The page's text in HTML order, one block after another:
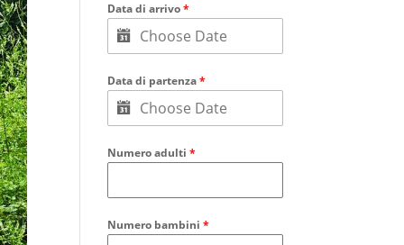
Data di arrivo*
Data di partenza*
Numero adulti*
Numero bambini*